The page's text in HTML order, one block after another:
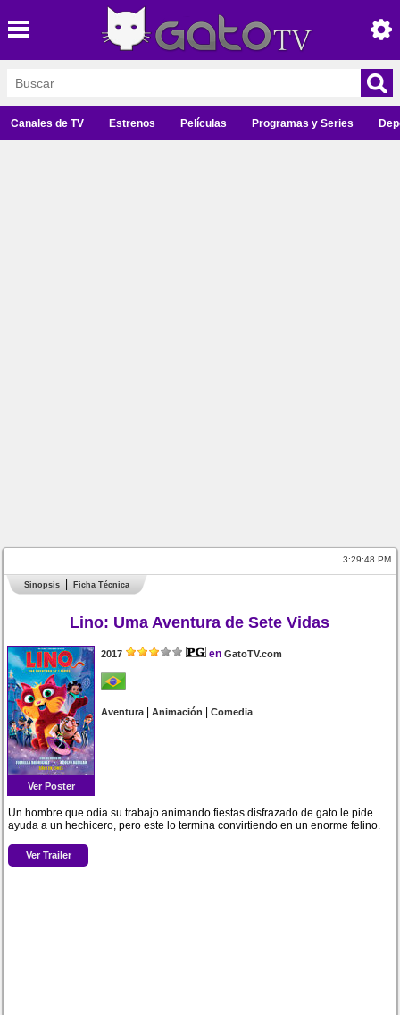
Canales de TV Estrenos Películas Programas y Series
3:29:48 PM
Sinopsis Ficha Técnica
Lino: Uma Aventura de Sete Vidas
Ver Poster
2017 en GatoTV.com
Aventura|Animación |Comedia
Un hombre que odia su trabajo animando fiestas disfrazado de gato le pide
ayuda a un hechicero, pero este lo termina convirtiendo en un enorme felino.
Ver Trailer